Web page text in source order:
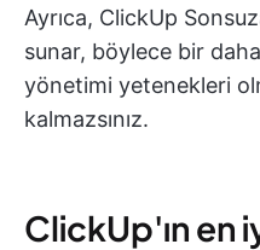
Ayrıca, ClickUp
sunar, böylece bir
yönetimi yetenekleri
kalmazsınız.
ClickUp'ın en